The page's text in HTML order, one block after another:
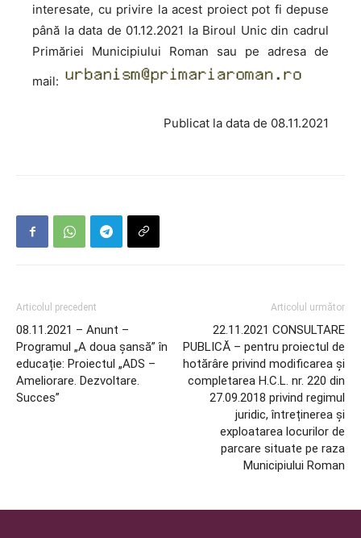
interesate, cu privire la acest proiect pot fi depuse
până la data de 01.12.2021 la Biroul Unic din cadrul
Primăriei Municipiului Roman sau pe adresa de
mail:
Publicat la data de 08.11.2021
Articolul precedent
08.11.2021 – Anunt –
Programul „A doua șansă” în
educație: Proiectul „ADS –
Ameliorare. Dezvoltare.
Succes”
Articolul următor
22.11.2021 CONSULTARE
PUBLICĂ – pentru proiectul de
hotărâre privind modificarea și
completarea H.C.L. nr. 220 din
27.09.2018 privind regimul
juridic, întreținerea și
exploatarea locurilor de
parcare situate pe raza
Municipiului Roman